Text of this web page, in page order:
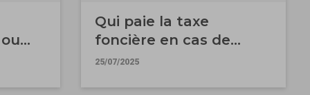
Qui paie la taxe
foncière en cas de
vente ?
25/07/2025